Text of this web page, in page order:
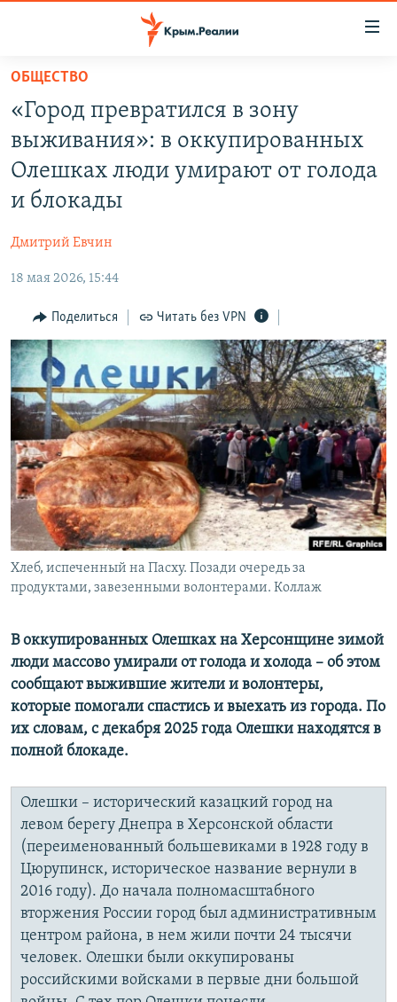
Вернуться
основному
содержанию
Вернутся
главной
Вернутся
СПЕЦПРОЕКТЫ
КАРТА ВОЕННЫХ ОБЪЕКТОВ КРЫМА
ВОДА
ИСТОРИЯ
ИНТЕРАКТИВ
ИНФОГРАФИКА
ТЕЛЕПРОЕКТ КРЫМ.РЕАЛИИ
СОВЕТЫ ПРАВОЗАЩИТНИКОВ
ПРОПАВШИЕ БЕЗ ВЕСТИ
ПОБЕДИТЕЛЕЙ НЕ СУДЯТ?
КРЫМ.НЕПОКОРЕННЫЙ
ELIFBE
УКРАИНСКАЯ ПРОБЛЕМА КРЫМА
РАДІО СВОБОДА
КАК ОБОЙТИ БЛОКИРОВКУ
Qırımtatar
ПРИСОЕДИНЯЙТЕСЬ!
Все сайты RFE/RL
ОБЩЕСТВО
«Город превратился в зону
выживания»: в оккупированных
Олешках люди умирают от голода
и блокады
Дмитрий Евчин
18 мая 2026, 15:44
Поделиться Читать без VPN
Хлеб, испеченный на Пасху. Позади очередь за
продуктами, завезенными волонтерами. Коллаж
В оккупированных Олешках на Херсонщине зимой
люди массово умирали от голода и холода – об этом
сообщают выжившие жители и волонтеры,
которые помогали спастись и выехать из города. По
их словам, с декабря 2025 года Олешки находятся в
полной блокаде.
Олешки – исторический казацкий город на
левом берегу Днепра в Херсонской области
(переименованный большевиками в 1928 году в
Цюрупинск, историческое название вернули в
2016 году). До начала полномасштабного
вторжения России город был административным
центром района, в нем жили почти 24 тысячи
человек. Олешки были оккупированы
российскими войсками в первые дни большой